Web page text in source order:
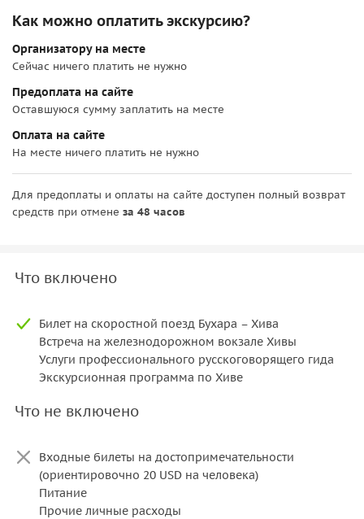
Как можно оплатить экскурсию?
Организатору на месте
Сейчас ничего платить не нужно
Предоплата на сайте
Оставшуюся сумму заплатить на месте
Оплата на сайте
На месте ничего платить не нужно
Для предоплаты и оплаты на сайте доступен полный возврат
средств при отмене за 48 часов
Что включено
Билет на скоростной поезд Бухара – Хива
Встреча на железнодорожном вокзале Хивы
Услуги профессионального русскоговорящего гида
Экскурсионная программа по Хиве
Что не включено
Входные билеты на достопримечательности
(ориентировочно 20 USD на человека)
Питание
Прочие личные расходы